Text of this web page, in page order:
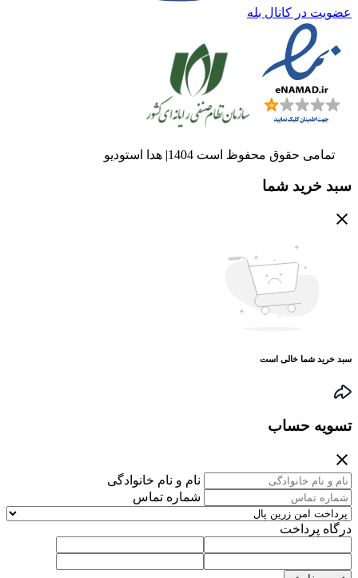
عضویت در کانال بله
تمامی حقوق محفوظ است 1404| هدا استودیو
سبد خرید شما
سبد خرید شما خالی است
تسویه حساب
نام و نام خانوادگی
شماره تماس
درگاه پرداخت